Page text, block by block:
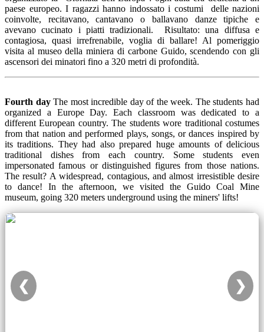
paese europeo. I ragazzi hanno indossato i costumi delle nazioni
coinvolte, recitavano, cantavano o ballavano danze tipiche e
avevano cucinato i piatti tradizionali. Risultato: una diffusa e
contagiosa, quasi irrefrenabile, voglia di ballare! Al pomeriggio
visita al museo della miniera di carbone Guido, scendendo con gli
ascensori dei minatori fino a 320 metri di profondità.
Fourth dayThe most incredible day of the week. The students had
organized a Europe Day. Each classroom was dedicated to a
different European country. The students wore traditional costumes
from that nation and performed plays, songs, or dances inspired by
its traditions. They had also prepared huge amounts of delicious
traditional dishes from each country. Some students even
impersonated famous or distinguished figures from those nations.
The result? A widespread, contagious, and almost irresistible desire
to dance! In the afternoon, we visited the Guido Coal Mine
museum, going 320 meters underground using the miners' lifts!
❮ ❯